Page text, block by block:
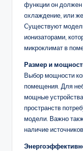
функции он
охлаждение, или
Существуют
ионизаторами,
микроклимат в
Размер и
Выбор мощности
помещения. Для
мощные
пространств
модели. Важно
наличие